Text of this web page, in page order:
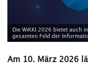
Die WiKKI 2026 bietet auch
gesamten Feld der
Am 10. März 2026